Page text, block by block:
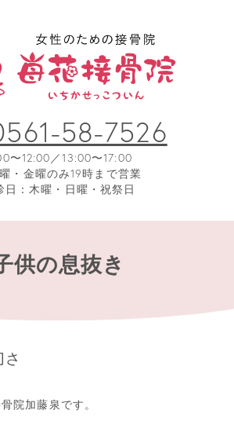
58-7526
〜12:00／13:00〜17:00
・金曜のみ19時まで営業
日：木曜・日曜・祝祭日
供の息抜き
院加藤泉です。